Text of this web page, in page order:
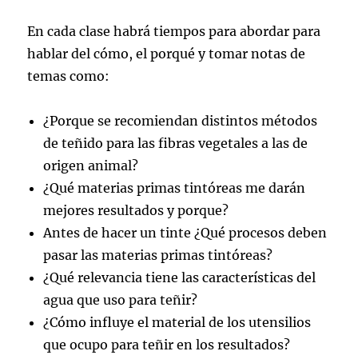
En cada clase habrá tiempos para abordar para
hablar del cómo, el porqué y tomar notas de
temas como:
¿Porque se recomiendan distintos métodos
de teñido para las fibras vegetales a las de
origen animal?
¿Qué materias primas tintóreas me darán
mejores resultados y porque?
Antes de hacer un tinte ¿Qué procesos deben
pasar las materias primas tintóreas?
¿Qué relevancia tiene las características del
agua que uso para teñir?
¿Cómo influye el material de los utensilios
que ocupo para teñir en los resultados?